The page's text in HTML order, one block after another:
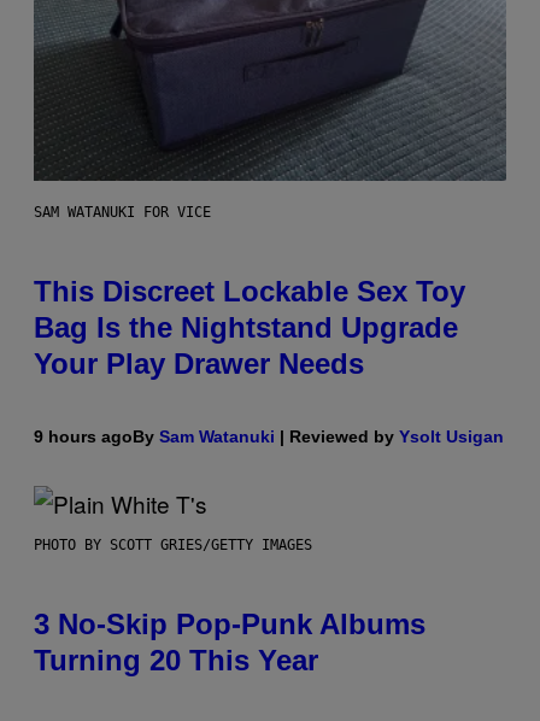
SAM WATANUKI FOR VICE
This Discreet Lockable Sex Toy
Bag Is the Nightstand Upgrade
Your Play Drawer Needs
9 hours agoBy Sam Watanuki | Reviewed by Ysolt Usigan
PHOTO BY SCOTT GRIES/GETTY IMAGES
3 No-Skip Pop-Punk Albums
Turning 20 This Year